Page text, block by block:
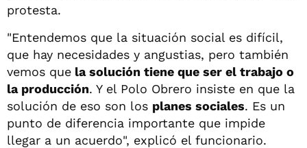
protesta.
"Entendemos que la situación social es difícil,
que hay necesidades y angustias, pero también
vemos que la solución tiene que ser el trabajo o
la producción. Y el Polo Obrero insiste en que la
solución de eso son los planes sociales. Es un
punto de diferencia importante que impide
llegar a un acuerdo", explicó el funcionario.